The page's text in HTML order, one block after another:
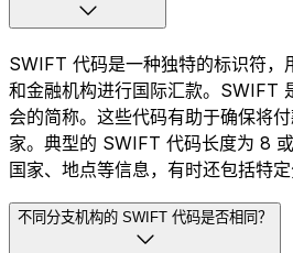
SWIFT 代码是一种独特的标识符，
和金融机构进行国际汇款。SWIFT
会的简称。这些代码有助于确保将
家。典型的 SWIFT 代码长度为 8 或
国家、地点等信息，有时还包括特定
不同分支机构的 SWIFT 代码是否相同？